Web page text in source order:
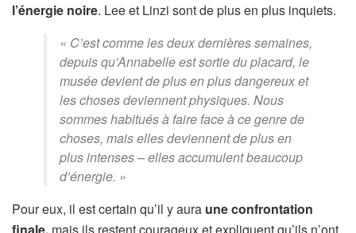
l’énergie noire. Lee et Linzi sont de plus en plus inquiets.
« C’est comme les deux dernières semaines,
depuis qu’Annabelle est sortie du placard, le
musée devient de plus en plus dangereux et
les choses deviennent physiques. Nous
sommes habitués à faire face à ce genre de
choses, mais elles deviennent de plus en
plus intenses – elles accumulent beaucoup
d’énergie. »
Pour eux, il est certain qu’il y aura une confrontation